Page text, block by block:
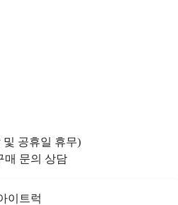
및 공휴일 휴무)
매 문의 상담
이트럭